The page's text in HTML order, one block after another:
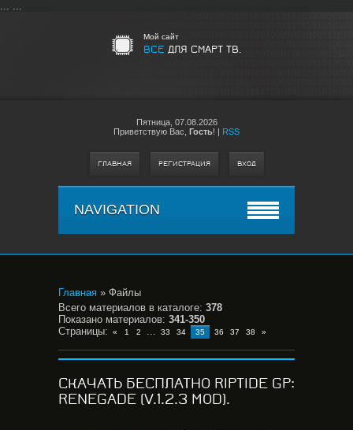
... ...
Мой сайт
ВСЕ ДЛЯ СМАРТ ТВ.
Пятница, 07.08.2026
Приветствую Вас Гость! | RSS
ГЛАВНАЯ РЕГИСТРАЦИЯ ВХОД
NAVIGATION
Главная » Файлы
Всего материалов в каталоге: 378
Показано материалов: 341-350
Страницы: « 1 2 ... 33 34 35 36 37 38 »
СКАЧАТЬ БЕСПЛАТНО RIPTIDE GP:
RENEGADE (V.1.2.3 MOD).